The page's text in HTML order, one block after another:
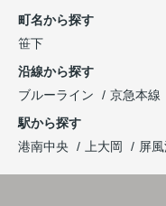
町名から探す
笹下
沿線から探す
ブルーライン
京急本線
駅から探す
港南中央
上大岡 屏